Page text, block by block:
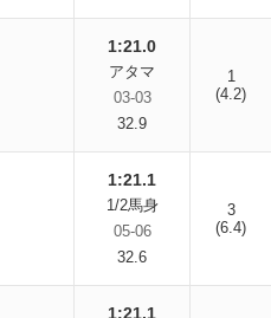
1:21.0
アタマ
03-03
32.9
1
(4.2)
1:21.1
1/2馬身
05-06
32.6
3
(6.4)
1:21.1